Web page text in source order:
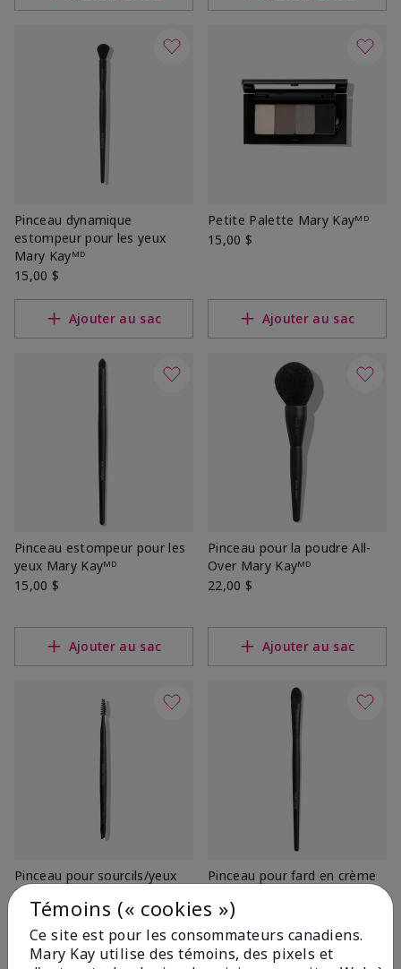
Pinceau dynamique
estompeur pour les yeux
Mary Kayᴹᴰ
15,00 $
Ajouter au sac
Petite Palette Mary Kayᴹᴰ
15,00 $
Ajouter au sac
Pinceau estompeur pour les
yeux Mary Kayᴹᴰ
15,00 $
Ajouter au sac
Pinceau pour la poudre All-
Over Mary Kayᴹᴰ
22,00 $
Ajouter au sac
Pinceau pour sourcils/yeux
Mary Kayᴹᴰ
15,00 $
Pinceau pour fard en crème
15,00 $
Témoins (« cookies »)
Ce site est pour les consommateurs canadiens.
Mary Kay utilise des témoins, des pixels et